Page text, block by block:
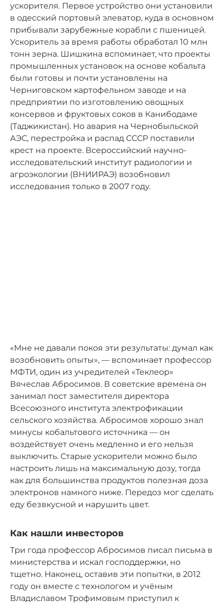
ускорителя. Первое устройство они установили
в одесский портовый элеватор, куда в основном
прибывали зарубежные корабли с пшеницей.
Ускоритель за время работы обработал 10 млн
тонн зерна. Шишкина вспоминает, что проекты
промышленных установок на основе кобальта
были готовы и почти установлены на
Черниговском картофельном заводе и на
предприятии по изготовлению овощных
консервов и фруктовых соков в Канибодаме
(Таджикистан). Но авария на Чернобыльской
АЭС, перестройка и распад СССР поставили
крест на проекте. Всероссийский научно-
исследовательский институт радиологии и
агроэкологии (ВНИИРАЭ) возобновил
исследования только в 2007 году.
«Мне не давали покоя эти результаты: думал как
возобновить опыты», — вспоминает профессор
МФТИ, один из учредителей «Теклеор»
Вячеслав Абросимов. В советские времена он
занимал пост заместителя директора
Всесоюзного института электрофикации
сельского хозяйства. Абросимов хорошо знал
минусы кобальтового источника — он
воздействует очень медленно и его нельзя
выключить. Старые ускорители можно было
настроить лишь на максимальную дозу, тогда
как для большинства продуктов полезная доза
электронов намного ниже. Передоз мог сделать
еду безвкусной и нарушить цвет.
Как нашли инвесторов
Три года профессор Абросимов писал письма в
министерства и искал господдержки, но
тщетно. Наконец, оставив эти попытки, в 2012
году он вместе с технологом и учёным
Владиславом Трофимовым приступил к